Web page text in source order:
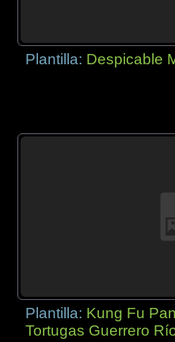
Plantilla: Despicable
Plantilla: Kung Fu
Tortugas Guerrero